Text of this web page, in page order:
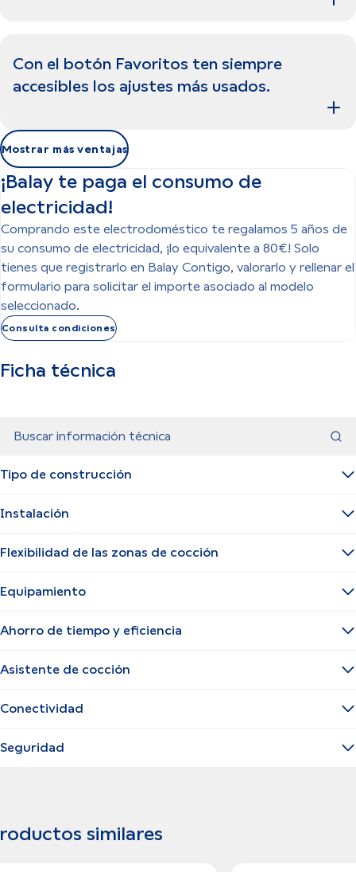
Con el botón Favoritos ten siempre
accesibles los ajustes más usados.
Mostrar más ventajas
¡Balay te paga el consumo de
electricidad!
Comprando este electrodoméstico te regalamos 5 años de
su consumo de electricidad, ¡lo equivalente a 80€! Solo
tienes que registrarlo en Balay Contigo, valorarlo y rellenar el
formulario para solicitar el importe asociado al modelo
seleccionado.
Consulta condiciones
Ficha técnica
Buscar información técnica
Tipo de construcción
Instalación
Flexibilidad de las zonas de cocción
Equipamiento
Ahorro de tiempo y eficiencia
Asistente de cocción
Conectividad
Seguridad
similares